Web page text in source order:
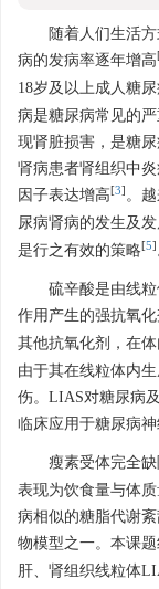
随着人们生活
病的发病率逐年增高
18岁及以上成人糖
病是糖尿病常见的
现肾脏损害，是糖
肾病患者肾组织中
因子表达增高[3] 。
尿病肾病的发生及发
是行之有效的策略[5]
硫辛酸是由线
作用产生的强抗氧化
其他抗氧化剂，在
由于其在线粒体内
伤。LIAS对糖尿病
临床应用于糖尿病
瘦素受体完全
表现为饮食量与体
病相似的糖脂代谢
物模型之一。本课
肝、肾组织线粒体